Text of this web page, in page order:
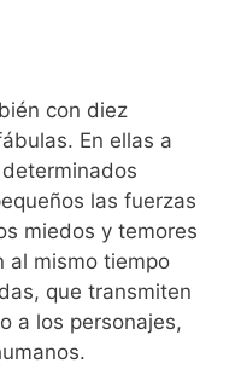
con diez
En ellas a
las fuerzas
miedos y temores
al mismo tiempo
que transmiten
a los personajes,